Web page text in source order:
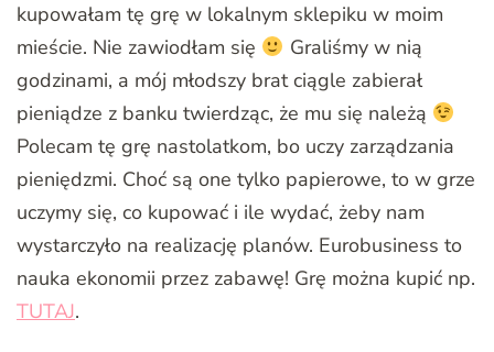
kupowałam tę grę w lokalnym sklepiku w moim
mieście. Nie zawiodłam się
Graliśmy w nią
godzinami, a mój młodszy brat ciągle zabierał
pieniądze z banku twierdząc, że mu się należą
Polecam tę grę nastolatkom, bo uczy zarządzania
pieniędzmi. Choć są one tylko papierowe, to w grze
uczymy się, co kupować i ile wydać, żeby nam
wystarczyło na realizację planów. Eurobusiness to
nauka ekonomii przez zabawę! Grę można kupić np.
TUTAJ.